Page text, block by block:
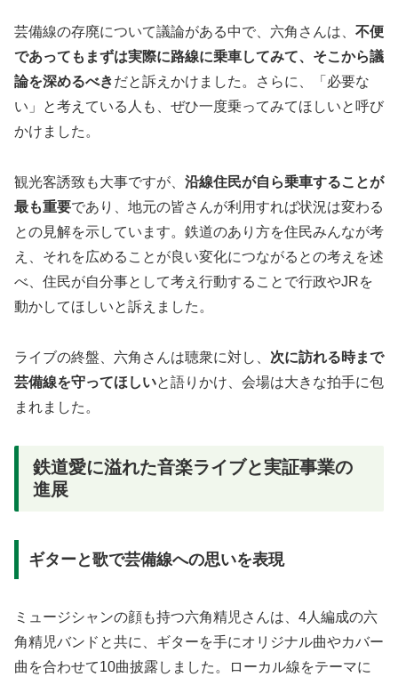
芸備線の存廃について議論がある中で、六角さんは、 不便
であってもまずは実際に路線に乗車してみて、そこから議
論を深めるべきだと訴えかけました。さらに、「必要な
い」と考えている人も、ぜひ一度乗ってみてほしいと呼び
かけました。
観光客誘致も大事ですが、 沿線住民が自ら乗車することが
最も重要であり、地元の皆さんが利用すれば状況は変わる
との見解を示しています。鉄道のあり方を住民みんなが考
え、それを広めることが良い変化につながるとの考えを述
べ、住民が自分事として考え行動することで行政やJRを
動かしてほしいと訴えました。
ライブの終盤、六角さんは聴衆に対し、 次に訪れる時まで
芸備線を守ってほしいと語りかけ、会場は大きな拍手に包
まれました。
鉄道愛に溢れた音楽ライブと実証事業の
進展
ギターと歌で芸備線への思いを表現
ミュージシャンの顔も持つ六角精児さんは、4人編成の六
角精児バンドと共に、ギターを手にオリジナル曲やカバー
曲を合わせて10曲披露しました。ローカル線をテーマに